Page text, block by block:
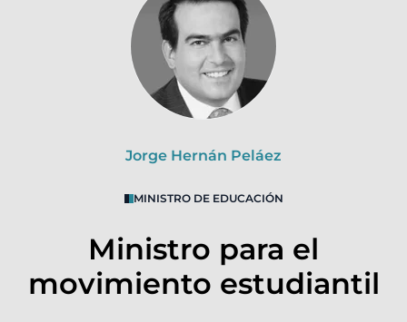
Jorge Hernán Peláez
MINISTRO DE EDUCACIÓN
Ministro para el
movimiento estudiantil